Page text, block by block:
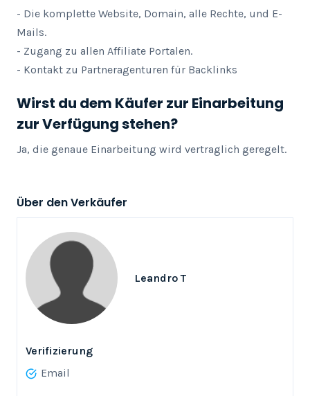
- Die komplette Website, Domain, alle Rechte, und E-
Mails.
- Zugang zu allen Affiliate Portalen.
- Kontakt zu Partneragenturen für Backlinks
Wirst du dem Käufer zur Einarbeitung
zur Verfügung stehen?
Ja, die genaue Einarbeitung wird vertraglich geregelt.
Über den Verkäufer
Leandro T
Verifizierung
Email